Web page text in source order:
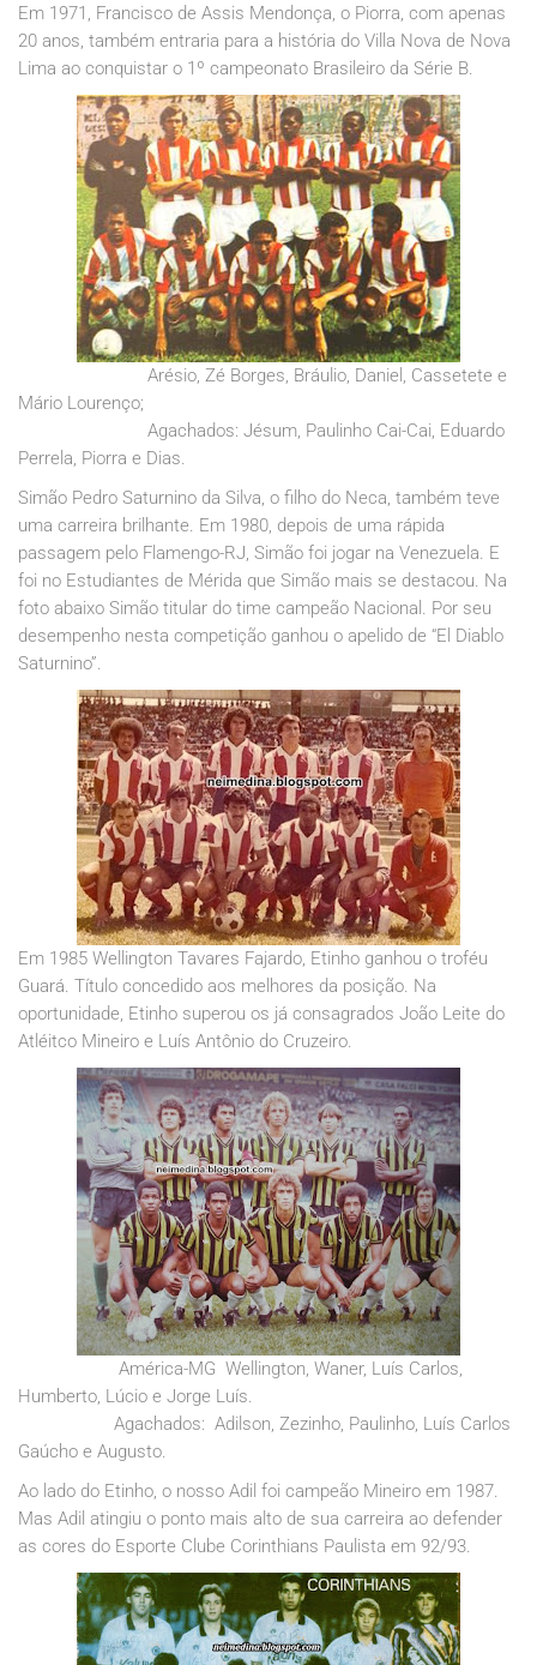
Em 1971, Francisco de Assis Mendonça, o Piorra, com apenas
20 anos, também entraria para a história do Villa Nova de Nova
Lima ao conquistar o 1º campeonato Brasileiro da Série B.
Arésio, Zé Borges, Bráulio, Daniel, Cassetete e
Mário Lourenço;
Agachados: Jésum, Paulinho Cai-Cai, Eduardo
Perrela, Piorra e Dias.
Simão Pedro Saturnino da Silva, o filho do Neca, também teve
uma carreira brilhante. Em 1980, depois de uma rápida
passagem pelo Flamengo-RJ, Simão foi jogar na Venezuela. E
foi no Estudiantes de Mérida que Simão mais se destacou. Na
foto abaixo Simão titular do time campeão Nacional. Por seu
desempenho nesta competição ganhou o apelido de “El Diablo
Saturnino”.
Em 1985 Wellington Tavares Fajardo, Etinho ganhou o troféu
Guará. Título concedido aos melhores da posição. Na
oportunidade, Etinho superou os já consagrados João Leite do
Atléitco Mineiro e Luís Antônio do Cruzeiro.
América-MG Wellington, Waner, Luís Carlos,
Humberto, Lúcio e Jorge Luís.
Agachados: Adilson, Zezinho, Paulinho, Luís Carlos
Gaúcho e Augusto.
Ao lado do Etinho, o nosso Adil foi campeão Mineiro em 1987.
Mas Adil atingiu o ponto mais alto de sua carreira ao defender
as cores do Esporte Clube Corinthians Paulista em 92/93.